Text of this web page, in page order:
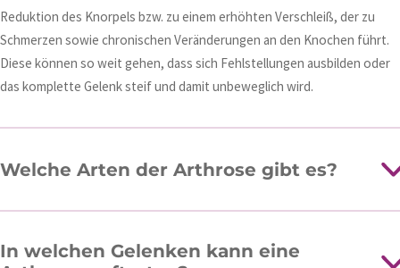
Reduktion des Knorpels bzw. zu einem erhöhten Verschleiß, der zu
Schmerzen sowie chronischen Veränderungen an den Knochen führt.
Diese können so weit gehen, dass sich Fehlstellungen ausbilden oder
das komplette Gelenk steif und damit unbeweglich wird.
Welche Arten der Arthrose gibt es?
In welchen Gelenken kann eine